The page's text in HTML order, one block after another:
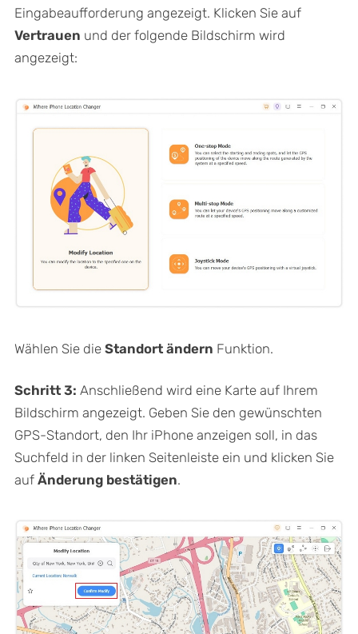
Eingabeaufforderung angezeigt. Klicken Sie auf
Vertrauen und der folgende Bildschirm wird
angezeigt:
Wählen Sie die Standort ändern Funktion.
Schritt 3: Anschließend wird eine Karte auf Ihrem
Bildschirm angezeigt. Geben Sie den gewünschten
GPS-Standort, den Ihr iPhone anzeigen soll, in das
Suchfeld in der linken Seitenleiste ein und klicken Sie
auf Änderung bestätigen.